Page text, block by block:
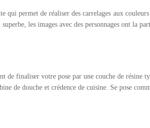
qui permet de réaliser des carrelages aux
les images avec des personnages ont la
de finaliser votre pose par une couche de résine
de douche et crédence de cuisine. Se pose